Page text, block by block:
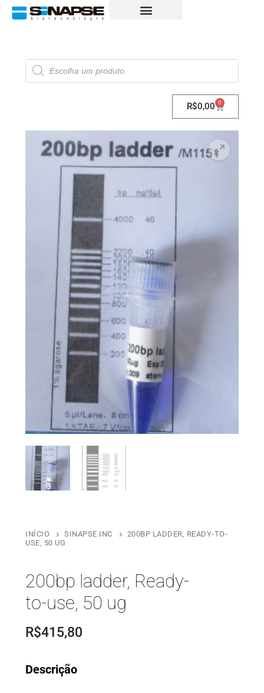
R$0,00 0
INÍCIO SINAPSE INC
200BP LADDER, READY-TO-
USE, 50 UG
200bp ladder, Ready-
to-use, 50 ug
R$415,80
Descrição